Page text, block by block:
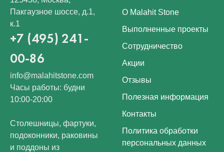
Пакгаузное шоссе, д.1,
к.1
+7 (495) 241-
00-86
info@malahitstone.com
Часы работы: будни
10:00-20:00
Столешницы, фартуки,
подоконники, раковины
и поддоны из
О Malahit Stone
Выполненные проекты
Сотрудничество
Акции
Отзывы
Полезная информация
Контакты
Политика обработки
персональных данных